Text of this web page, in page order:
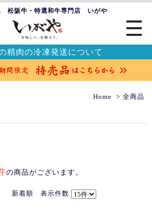
松阪牛・特選和牛専門店 いがや
精肉の冷凍発送について
Home 全商品
の商品がございます。
新着順 表示件数